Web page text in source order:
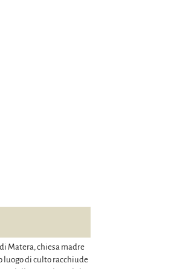
Matera, chiesa madre
luogo di culto racchiude